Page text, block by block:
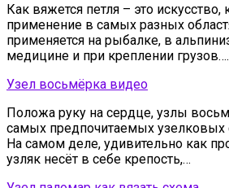
Как вяжется петля – это искусство,
применение в самых разных
применяется на рыбалке, в
медицине и при креплении грузов….
Узел восьмёрка видео
Положа руку на сердце, узлы
самых предпочитаемых узелковых
На самом деле, удивительно как
узляк несёт в себе крепость,…